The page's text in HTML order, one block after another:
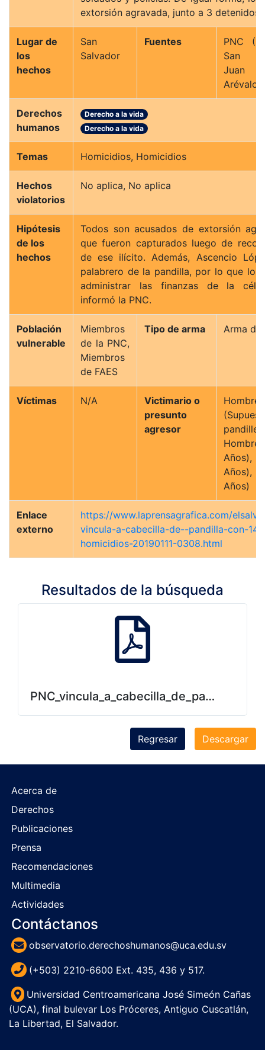
extorsión agravada, junto a 3 detenidos
Lugar de
los
hechos
San
Salvador
Fuentes
PNC
San
Juan
Arévalo)
Derechos
humanos
Derecho a la vida
Derecho a la vida
Temas Homicidios, Homicidios
Hechos
violatorios
No aplica, No aplica
Hipótesis
de los
hechos
Todos son acusados de extorsión
que fueron capturados luego de
de ese ilícito. Además, Ascencio
palabrero de la pandilla, por lo que lo
administrar las finanzas de la
informó la PNC.
Población
vulnerable
Miembros
de la PNC,
Miembros
de FAES
Tipo de arma Arma de
Víctimas N/A
Victimario o
presunto
agresor
Hombre
Años),
Años),
Años)
Enlace
externo
https://www.laprensagrafica.com/
vincula-a-cabecilla-de--pandilla-con-14-
homicidios-20190111-0308.html
Resultados de la búsqueda
Descargar
Regresar
Acerca de
Derechos
Publicaciones
Prensa
Recomendaciones
Multimedia
Actividades
Contáctanos
observatorio.derechoshumanos@uca.edu.sv
(+503) 2210-6600 Ext. 435, 436 y 517.
Universidad Centroamericana José Simeón Cañas
(UCA), final bulevar Los Próceres, Antiguo Cuscatlán,
La Libertad, El Salvador.